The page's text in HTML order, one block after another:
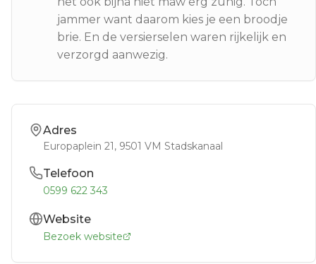
jammer want daarom kies je een broodje
brie. En de versierselen waren rijkelijk en
verzorgd aanwezig.
Adres
Europaplein 21 , 9501 VM Stadskanaal
Telefoon
0599 622 343
Website
Bezoek website